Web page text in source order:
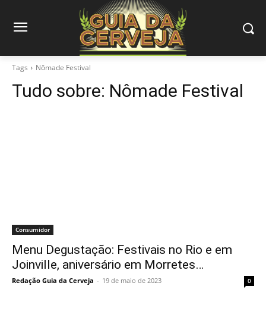
Tags Nômade Festival
Tudo sobre: Nômade Festival
Consumidor
Menu Degustação: Festivais no Rio e em
Joinville, aniversário em Morretes…
Redação Guia da Cerveja - 19 de maio de 2023 0